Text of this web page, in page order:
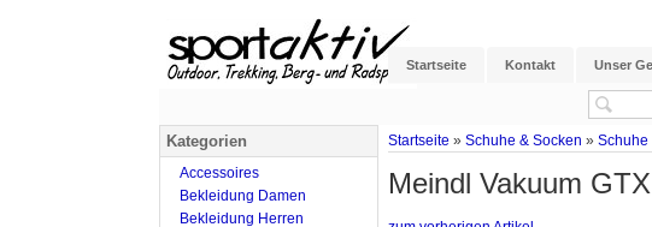
Startseite Kontakt Unser
Startseite » Schuhe & Socken » Schuhe
Meindl Vakuum
Kategorien
Accessoires
Bekleidung Damen
Bekleidung Herren